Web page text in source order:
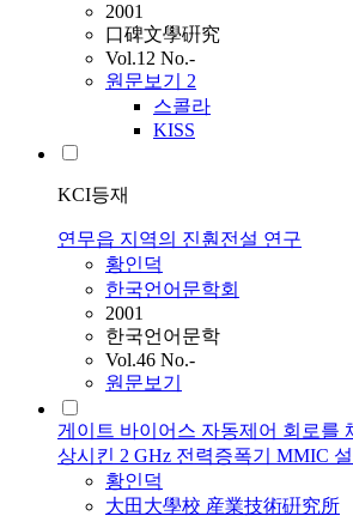
2001
口碑文學硏究
Vol.12 No.-
원문보기 2
스콜라
KISS
KCI등재
연무읍 지역의 진훤전설 연구
황인덕
한국언어문학회
2001
한국언어문학
Vol.46 No.-
원문보기
게이트 바이어스 자동제어 회로를
상시킨 2 GHz 전력증폭기 MMIC 설
황인덕
大田大學校 産業技術硏究所